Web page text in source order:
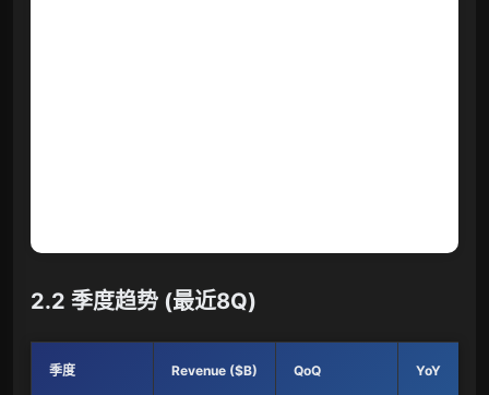
2.2 季度趋势 (最近8Q)
季度 Revenue ($B) QoQ YoY